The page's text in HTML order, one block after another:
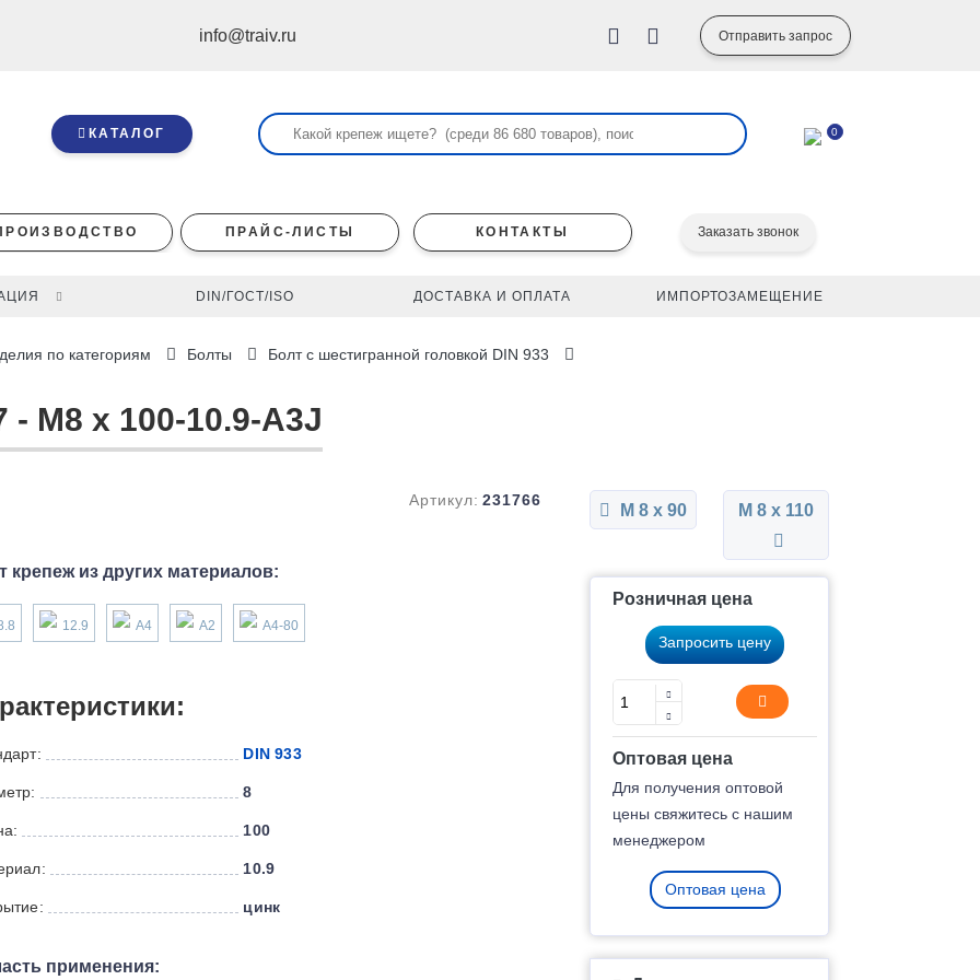
info@traiv.ru Отправить запрос
КАТАЛОГ 0
ПРАЙС-ЛИСТЫ КОНТАКТЫ Заказать звонок
DIN/ГОСТ/ISO ДОСТАВКА И ОПЛАТА ИМПОРТОЗАМЕЩЕНИЕ
по категориям Болты Болт с шестигранной головкой DIN 933
M8 х 100-10.9-A3J
Артикул: 231766
крепеж из других материалов:
12.9 А4 А2 А4-80
DIN 933
8
100
10.9
цинк
применения:
М 8 x 90 М 8 x 110
Розничная цена
Запросить цену
Оптовая цена
Для получения оптовой
цены свяжитесь с нашим
менеджером
Оптовая цена